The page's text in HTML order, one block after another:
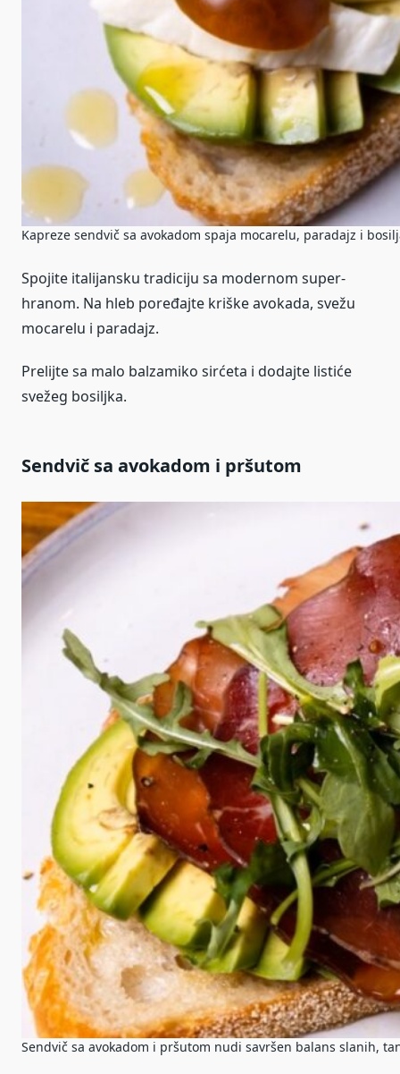
Kapreze sendvič sa avokadom spaja mocarelu, paradajz i
Spojite italijansku tradiciju sa modernom super-
hranom. Na hleb poređajte kriške avokada, svežu
mocarelu i paradajz.
Prelijte sa malo balzamiko sirćeta i dodajte listiće
svežeg bosiljka.
Sendvič sa avokadom i pršutom
Sendvič sa avokadom i pršutom nudi savršen balans slanih,